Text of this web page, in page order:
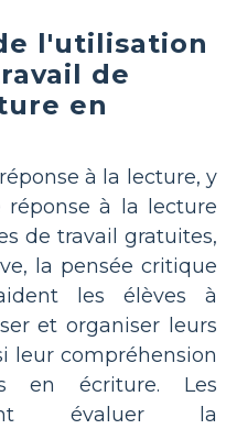
l'utilisation
de
en
à la lecture, y
à la lecture
de travail gratuites,
la pensée critique
les élèves à
et organiser leurs
leur compréhension
en écriture. Les
évaluer la